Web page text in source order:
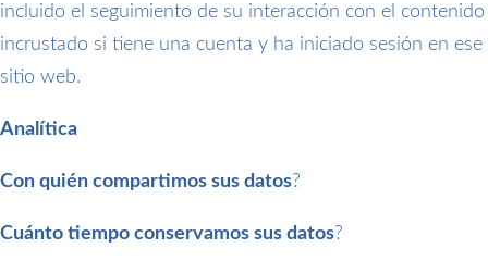
incluido el seguimiento de su interacción con el contenido
incrustado si tiene una cuenta y ha iniciado sesión en ese
sitio web.
Analítica
Con quién compartimos sus datos?
Cuánto tiempo conservamos sus datos?